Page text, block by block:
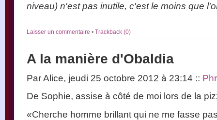
niveau) n'est pas inutile, c'est le moins que
Laisser un commentaire • Trackback (0)
A la manière d'Obaldia
Par Alice, jeudi 25 octobre 2012 à 23:14 ::
De Sophie, assise à côté de moi lors de la
«Cherche homme brillant qui ne me fasse